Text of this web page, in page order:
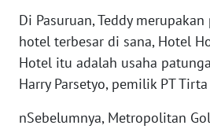
Di Pasuruan, Teddy
hotel terbesar di sana, Hotel
Hotel itu adalah usaha
Harry Parsetyo, pemilik PT
nSebelumnya, Metropolitan
PEDOMAN
MEDIA
SIBER
REDAKSI